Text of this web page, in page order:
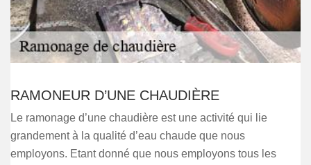
RAMONEUR D’UNE CHAUDIÈRE
Le ramonage d’une chaudière est une activité qui lie
grandement à la qualité d’eau chaude que nous
employons. Etant donné que nous employons tous les